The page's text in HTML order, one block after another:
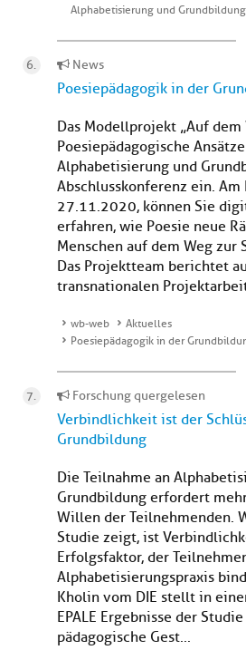
Alphabetisierung und Grundbildung
News
Poesiepädagogik in der
Das Modellprojekt „Auf dem
Poesiepädagogische
Alphabetisierung und
Abschlusskonferenz ein. Am
27.11.2020, können Sie
erfahren, wie Poesie neue
Menschen auf dem Weg
Das Projektteam berichtet
transnationalen
wb-web
Aktuelles
Poesiepädagogik in der
Forschung quergelesen
Verbindlichkeit ist der
Grundbildung
Die Teilnahme an
Grundbildung erfordert
Willen der Teilnehmenden.
Studie zeigt, ist
Erfolgsfaktor, der
Alphabetisierungspraxis
Kholin vom DIE stellt in
EPALE Ergebnisse der
pädagogische Gest...